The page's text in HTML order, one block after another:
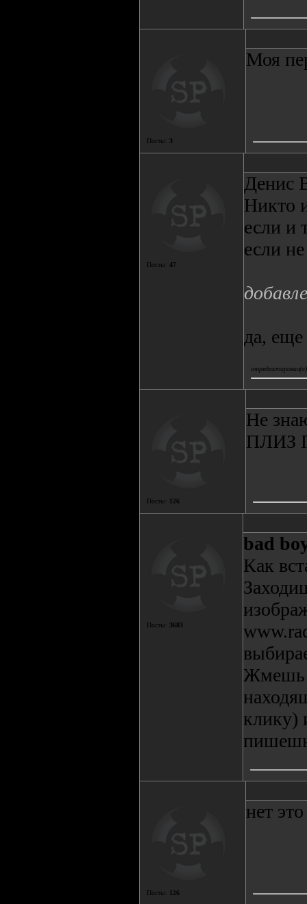
Посты: 3
Моя
Посты: 47
Денис
Никто
если и
если
да,
Посты: 126
Не
ПЛИЗ
Посты: 3683
bad
Как
Жмешь
клику)
Посты: 126
нет